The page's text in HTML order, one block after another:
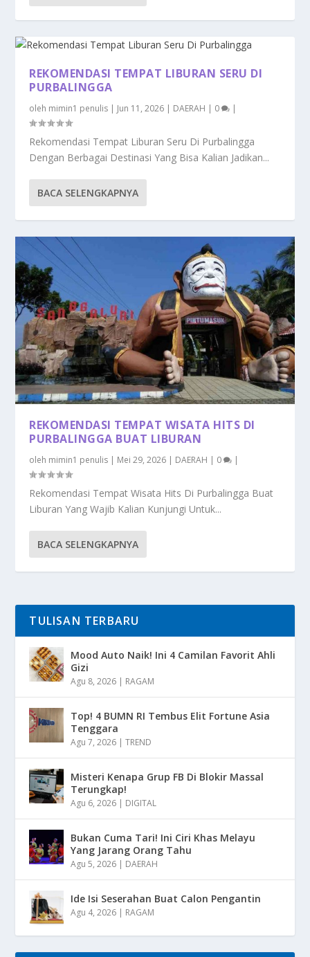
REKOMENDASI TEMPAT LIBURAN SERU DI
PURBALINGGA
oleh mimin1 penulis | Jun 11, 2026 | DAERAH | 0 |
Rekomendasi Tempat Liburan Seru Di Purbalingga
Dengan Berbagai Destinasi Yang Bisa Kalian Jadikan...
BACA SELENGKAPNYA
REKOMENDASI TEMPAT WISATA HITS DI
PURBALINGGA BUAT LIBURAN
oleh mimin1 penulis | Mei 29, 2026 | DAERAH | 0 |
Rekomendasi Tempat Wisata Hits Di Purbalingga Buat
Liburan Yang Wajib Kalian Kunjungi Untuk...
BACA SELENGKAPNYA
TULISAN TERBARU
Mood Auto Naik! Ini 4 Camilan Favorit Ahli
Gizi
Agu 8, 2026 | RAGAM
Top! 4 BUMN RI Tembus Elit Fortune Asia
Tenggara
Agu 7, 2026 |TREND
Misteri Kenapa Grup FB Di Blokir Massal
Terungkap!
Agu 6, 2026 | DIGITAL
Bukan Cuma Tari! Ini Ciri Khas Melayu
Yang Jarang Orang Tahu
Agu 5, 2026 | DAERAH
Ide Isi Seserahan Buat Calon Pengantin
Agu 4, 2026 | RAGAM